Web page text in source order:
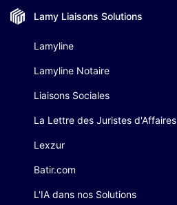
Lamy Liaisons Solutions
Lamyline
Lamyline Notaire
Liaisons Sociales
La Lettre des Juristes d'Affaires
Lexzur
Batir.com
L'IA dans nos Solutions